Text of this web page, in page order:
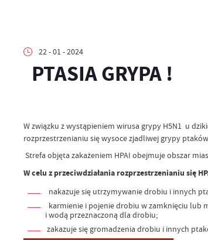
22 - 01 - 2024
PTASIA GRYPA !
W związku z wystąpieniem wirusa grypy H5N1 u
rozprzestrzenianiu się wysoce zjadliwej grypy ptaków
Strefa objęta zakażeniem HPAI obejmuje obszar
W celu z przeciwdziałania rozprzestrzenianiu się
nakazuje się utrzymywanie drobiu i innych
karmienie i pojenie drobiu w zamknięciu lub
i wodą przeznaczoną dla drobiu;
zakazuje się gromadzenia drobiu i innych